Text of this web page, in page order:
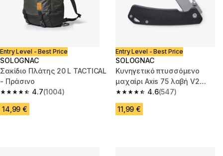
Entry Level - Best Price
SOLOGNAC
Σακίδιο Πλάτης 20 L TACTICAL
- Πράσινο
4.7
4.7 out of 5 stars from 1004 reviews
(1004)
14,99 €
Entry Level - Best Price
SOLOGNAC
Κυνηγετικό πτυσσόμενο
μαχαίρι Axis 75 λαβή V2
μαύρο
4.6
4.6 out of 5 stars from 547
(547)
11,99 €